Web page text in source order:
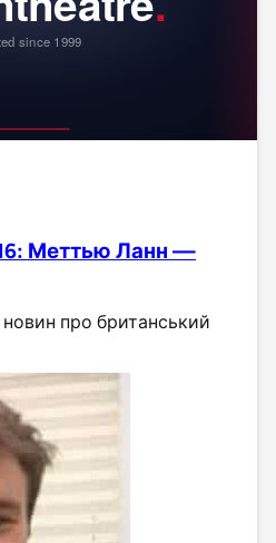
Меттью Ланн —
про британський